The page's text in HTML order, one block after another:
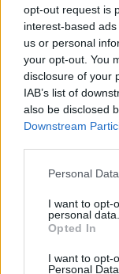
opt-out request is
interest-based
us or personal
your opt-out. You
disclosure of your
IAB’s list of
also be disclosed
Downstream
Please note that
not limited to your
grant or deny
use your data for
consent section.
Personal
I want to opt-
personal data.
Opted In
I want to opt-
Personal Data.
è ancora
permette di
storie note
noir
riflessione
dialogo con gli
rileggere il
AUTORE